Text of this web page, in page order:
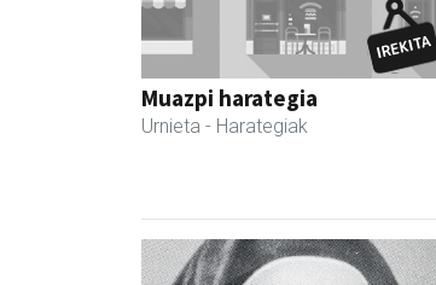
Muazpi harategia
Urnieta - Harategiak